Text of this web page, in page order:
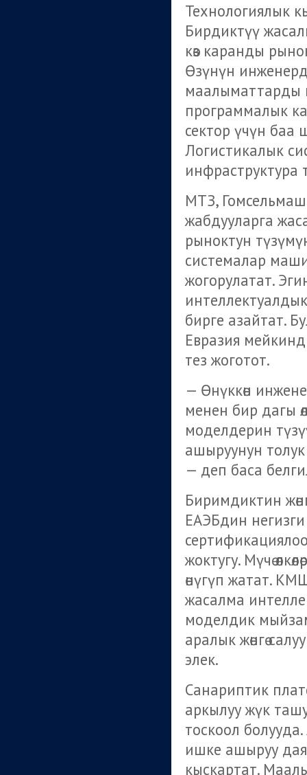
Технологиялык
Бирдиктүү
көз каранды
Өзүнүн
маалыматтарды
программалык
сектор үчүн
Логистикалык
инфраструктура
МТЗ,
жабдууларга
рыноктун
системалар
жогорулатат.
бирге азайтат.
Евразия
тез жоготот.
— Өнүккөн
менен бир дагы
моделдерин
ашыруунун
— деп баса
Биримдиктин
ЕАЭБдин негизги
жоктугу. Мүчө
өнүгүп жатат.
жасалма
моделдик
аралык жөнгө
элек.
Санариптик
аркылуу жүк
тоскоол
ишке ашыруу
кыскартат.